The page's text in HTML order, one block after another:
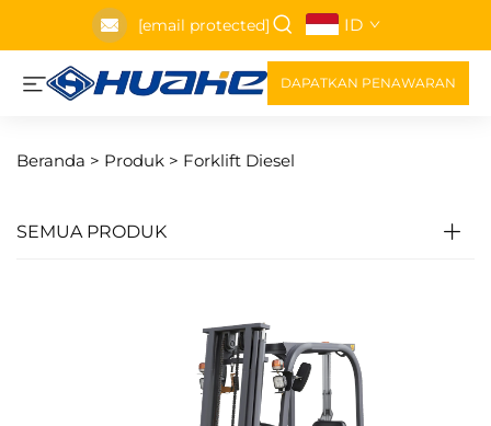
[email protected] ID
DAPATKAN PENAWARAN
Beranda > Produk > Forklift Diesel
SEMUA PRODUK